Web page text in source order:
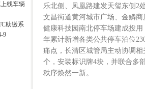
线车辆
助缴系
9
乐北侧、凤凰路建发天玺东侧2
文昌街道黄河城市广场、金鳞
健康科技园南北停车场建成投
年累计新增各类公共停车泊位
痛点，长清区城管局主动协调
个，安装标识牌4块，并联合多
秩序焕然一新。